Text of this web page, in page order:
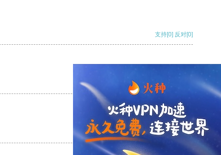
支持[0] 反对[0]
支持
支持[0] 反对[0]